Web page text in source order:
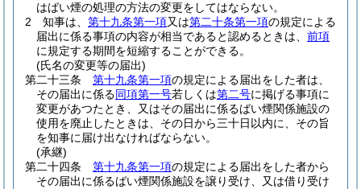
はばい煙の処理の方法の変更をしてはならない。
2
知事は、 第十九条第一項又は第二十条第一項の規定による
届出に係る事項の内容が相当であると認めるときは、 前項
に規定する期間を短縮することができる。
(氏名の変更等の届出)
第二十三条
第十九条第一項の規定による届出をした者は、
その届出に係る同項第一号若しくは第二号に掲げる事項に
変更があつたとき、又はその届出に係るばい煙関係施設の
使用を廃止したときは、その日から三十日以内に、その旨
を知事に届け出なければならない。
(承継)
第二十四条
第十九条第一項の規定による届出をした者から
その届出に係るばい煙関係施設を譲り受け、又は借り受け